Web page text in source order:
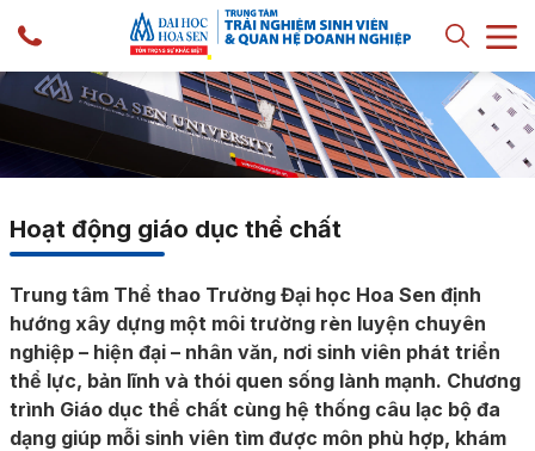
Hoạt động giáo dục thể chất
Trung tâm Thể thao Trường Đại học Hoa Sen định
hướng xây dựng một môi trường rèn luyện chuyên
nghiệp – hiện đại – nhân văn, nơi sinh viên phát triển
thể lực, bản lĩnh và thói quen sống lành mạnh. Chương
trình Giáo dục thể chất cùng hệ thống câu lạc bộ đa
dạng giúp mỗi sinh viên tìm được môn phù hợp, khám